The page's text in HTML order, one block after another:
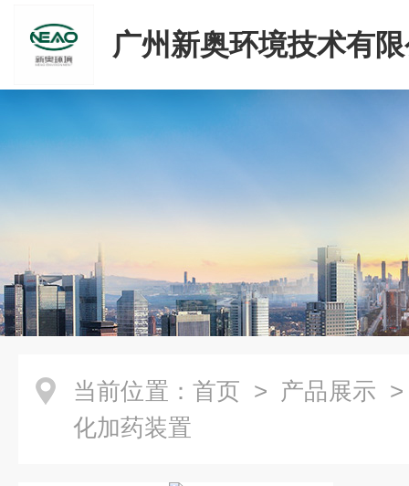
广州新奥环境技术有
当前位置： 首页 > 产品展示
化加药装置